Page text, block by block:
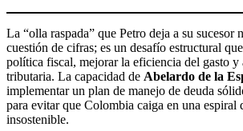
La “olla raspada” que Petro deja a su sucesor
cuestión de cifras; es un desafío estructural
política fiscal, mejorar la eficiencia del gasto y
tributaria. La capacidad de Abelardo de la
implementar un plan de manejo de deuda
para evitar que Colombia caiga en una espiral
insostenible.